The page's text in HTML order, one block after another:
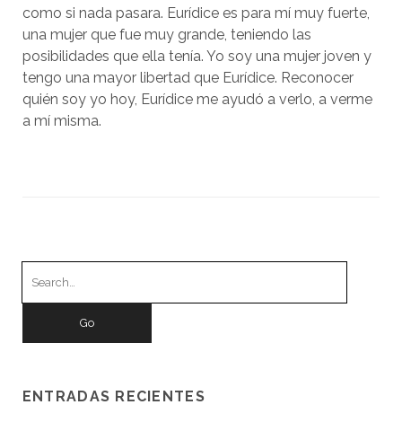
como si nada pasara. Eurídice es para mí muy fuerte,
una mujer que fue muy grande, teniendo las
posibilidades que ella tenía. Yo soy una mujer joven y
tengo una mayor libertad que Eurídice. Reconocer
quién soy yo hoy, Eurídice me ayudó a verlo, a verme
a mí misma.
ENTRADAS RECIENTES